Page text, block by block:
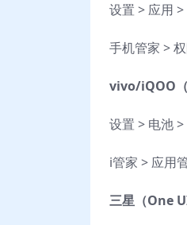
设置 > 应用
手机管家 >
vivo/iQOO
设置 > 电池
i管家 > 应用
三星（One